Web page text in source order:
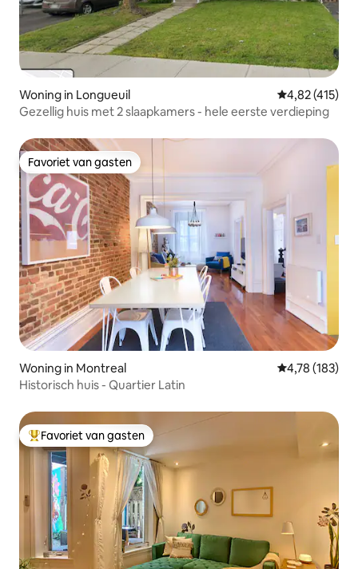
Woning in Longueuil Gemiddelde
4,82 (415)
Gezellig huis met 2 slaapkamers - hele eerste verdieping
Favoriet van gasten
Favoriet van gasten
Woning in Montreal Gemiddelde
4,78 (183)
Historisch huis - Quartier Latin
Topfavoriet van gasten
Favoriet van gasten